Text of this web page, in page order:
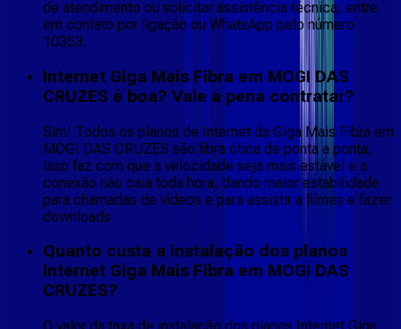
de atendimento ou solicitar assistência técnica, entre
em contato por ligação ou WhatsApp pelo número
10353.
Internet Giga Mais Fibra em MOGI DAS
CRUZES é boa? Vale a pena contratar?
Sim! Todos os planos de Internet da Giga Mais Fibra em
MOGI DAS CRUZES são fibra ótica de ponta a ponta,
isso faz com que a velocidade seja mais estável e a
conexão não caia toda hora, dando maior estabilidade
para chamadas de vídeos e para assistir a filmes e fazer
downloads.
Quanto custa a instalação dos planos
Internet Giga Mais Fibra em MOGI DAS
CRUZES?